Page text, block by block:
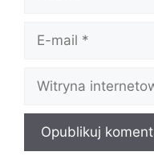
Witryna
internetowa